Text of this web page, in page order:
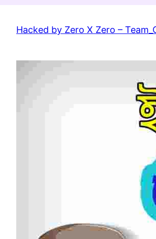
contentHacked by Zero X Zero –